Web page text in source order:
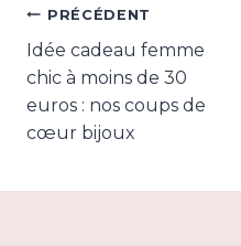
Navigation
de
l’article
PRÉCÉDENT
Idée cadeau femme
chic à moins de 30
euros : nos coups de
cœur bijoux